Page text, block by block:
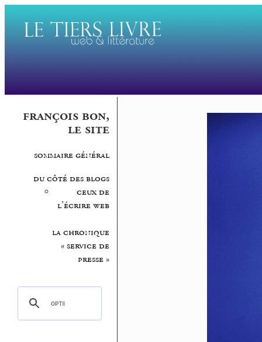
françois bon,
le site
sommaire général
du côté des blogs
ceux de
l’écrire web
la chronique
« service de
presse »